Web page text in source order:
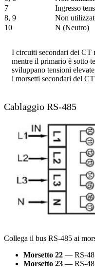
7
Ingresso
8, 9
Non
10
N (Neutro)
I circuiti secondari dei CT
mentre il primario è sotto
sviluppano tensioni
i morsetti secondari del
Cablaggio RS-485
Collega il bus RS-485 ai
Morsetto 22 — RS-
Morsetto 23 — RS-